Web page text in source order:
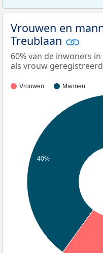
Vrouwen en
Treublaan
60% van de inwoners
als vrouw
Vrouwen Mannen
40%